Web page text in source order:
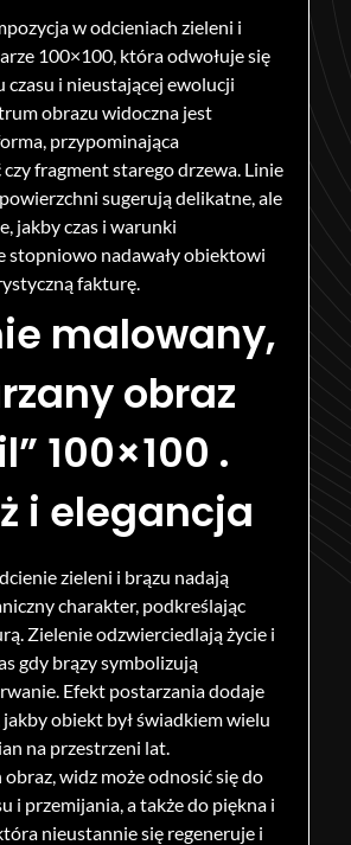
w odcieniach zieleni i
100×100, która odwołuje się
czasu i nieustającej ewolucji
obrazu widoczna jest
przypominająca
czy fragment starego drzewa. Linie
sugerują delikatne, ale
jakby czas i warunki
stopniowo nadawały obiektowi
fakturę.
malowany,
obraz
100×100 .
i elegancja
zieleni i brązu nadają
charakter, podkreślając
Zielenie odzwierciedlają życie i
gdy brązy symbolizują
Efekt postarzania dodaje
obiekt był świadkiem wielu
na przestrzeni lat.
obraz, widz może odnosić się do
i przemijania, a także do piękna i
nieustannie się regeneruje i